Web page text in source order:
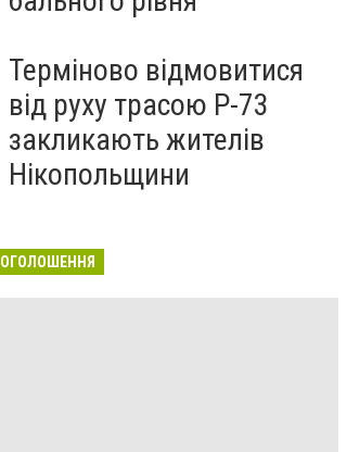
Терміново відмовитися
від руху трасою Р-73
закликають жителів
Нікопольщини
ОГОЛОШЕННЯ